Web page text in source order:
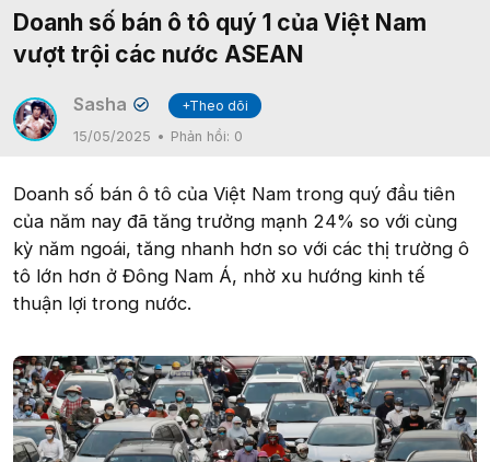
Doanh số bán ô tô quý 1 của Việt Nam
vượt trội các nước ASEAN
Sasha ✔
+Theo dõi
15/05/2025
Phản hồi: 0
Doanh số bán ô tô của Việt Nam trong quý đầu tiên
của năm nay đã tăng trưởng mạnh 24% so với cùng
kỳ năm ngoái, tăng nhanh hơn so với các thị trường ô
tô lớn hơn ở Đông Nam Á, nhờ xu hướng kinh tế
thuận lợi trong nước.